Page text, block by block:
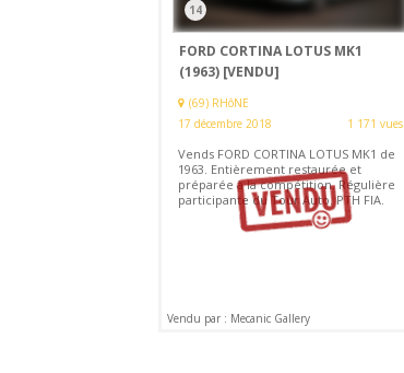
14
FORD CORTINA LOTUS MK1
(1963) [VENDU]
(69) RHôNE
17 décembre 2018
1 171 vues
Vends FORD CORTINA LOTUS MK1 de
1963. Entièrement restaurée et
préparée à la compétition. Régulière
participante du Tour Auto. PTH FIA.
Vendu par : Mecanic Gallery